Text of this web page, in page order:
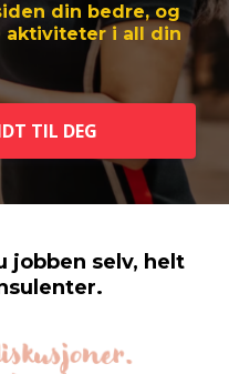
din bedre, og
aktiviteter i all din
TIL DEG
jobben selv, helt